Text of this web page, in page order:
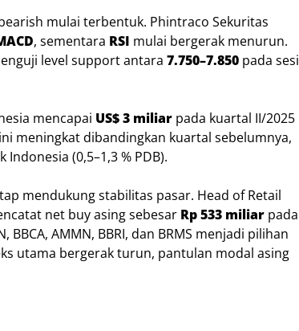
mulai terbentuk. Phintraco Sekuritas
, sementara RSI mulai bergerak menurun.
level support antara 7.750–7.850 pada sesi
mencapai US$ 3 miliar pada kuartal II/2025
meningkat dibandingkan kuartal sebelumnya,
(0,5–1,3 % PDB).
mendukung stabilitas pasar. Head of Retail
net buy asing sebesar Rp 533 miliar pada
AMMN, BBRI, dan BRMS menjadi pilihan
utama bergerak turun, pantulan modal asing